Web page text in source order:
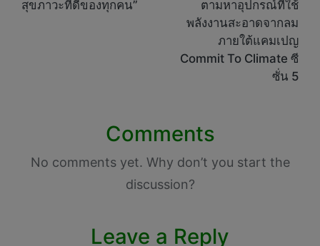
สุขภาวะที่ดีของทุกคน”
ตามหาอุปกรณ์ที่ใช้
พลังงานสะอาดจากลม
ภายใต้แคมเปญ
Commit To Climate ซี
ซั่น 5
Comments
No comments yet. Why don’t you start the
discussion?
Leave a Reply